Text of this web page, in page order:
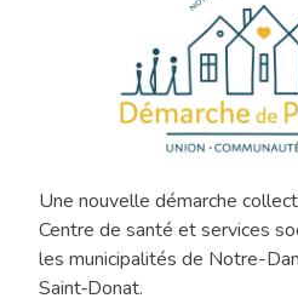
Démarche
de
proximité
Une nouvelle démarche
Centre de santé et services
les municipalités de Notre-
Saint‑Donat.